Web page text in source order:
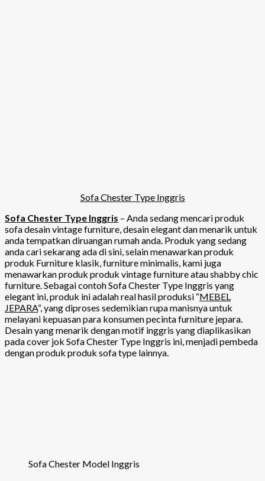
Sofa Chester Type Inggris
Sofa Chester Type Inggris – Anda sedang mencari produk
sofa desain vintage furniture, desain elegant dan menarik untuk
anda tempatkan diruangan rumah anda. Produk yang sedang
anda cari sekarang ada di sini, selain menawarkan produk
produk Furniture klasik, furniture minimalis, kami juga
menawarkan produk produk vintage furniture atau shabby chic
furniture. Sebagai contoh Sofa Chester Type Inggris yang
elegant ini, produk ini adalah real hasil produksi “MEBEL
JEPARA“, yang diproses sedemikian rupa manisnya untuk
melayani kepuasan para konsumen pecinta furniture jepara.
Desain yang menarik dengan motif inggris yang diaplikasikan
pada cover jok Sofa Chester Type Inggris ini, menjadi pembeda
dengan produk produk sofa type lainnya.
Sofa Chester Model Inggris